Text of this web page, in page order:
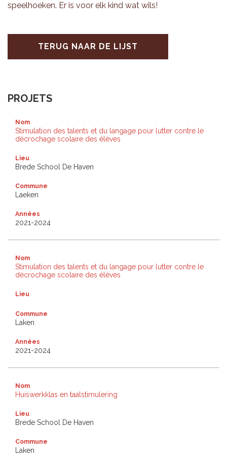
speel­hoe­ken. Er is voor elk kind wat wils!
TERUG NAAR DE LIJST
PROJETS
Nom
Stimulation des talents et du langage pour lutter contre le
décrochage scolaire des élèves
Lieu
Brede School De Haven
Commune
Laeken
Années
2021-2024
Nom
Stimulation des talents et du langage pour lutter contre le
décrochage scolaire des élèves
Lieu
Commune
Laken
Années
2021-2024
Nom
Huiswerkklas en taalstimulering
Lieu
Brede School De Haven
Commune
Laken